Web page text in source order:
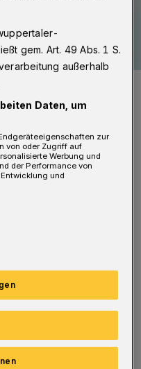
unweit
Jahrhundert in
beginnt die
Zumindest
geht. Der
hat das
des
gem. Art. 49 Abs. 1 S.
außerhalb
Daten, um
zur
von oder Zugriff auf
Werbung und
der Performance von
und